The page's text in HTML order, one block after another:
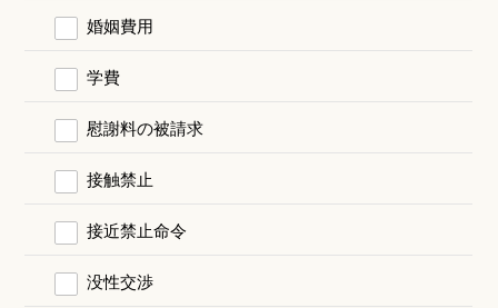
婚姻費用
学費
慰謝料の被請求
接触禁止
接近禁止命令
没性交渉